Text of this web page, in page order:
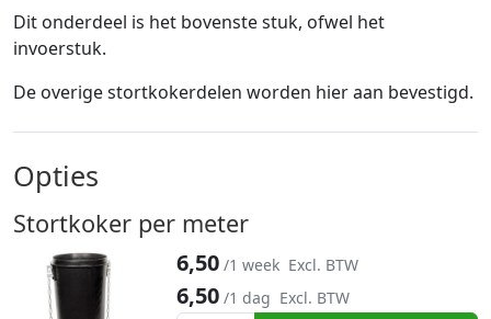
Dit onderdeel is het bovenste stuk, ofwel het
invoerstuk.
De overige stortkokerdelen worden hier aan bevestigd.
Opties
Stortkoker per meter
6,50 /1 dag Excl. BTW
6,50 /1 week Excl. BTW